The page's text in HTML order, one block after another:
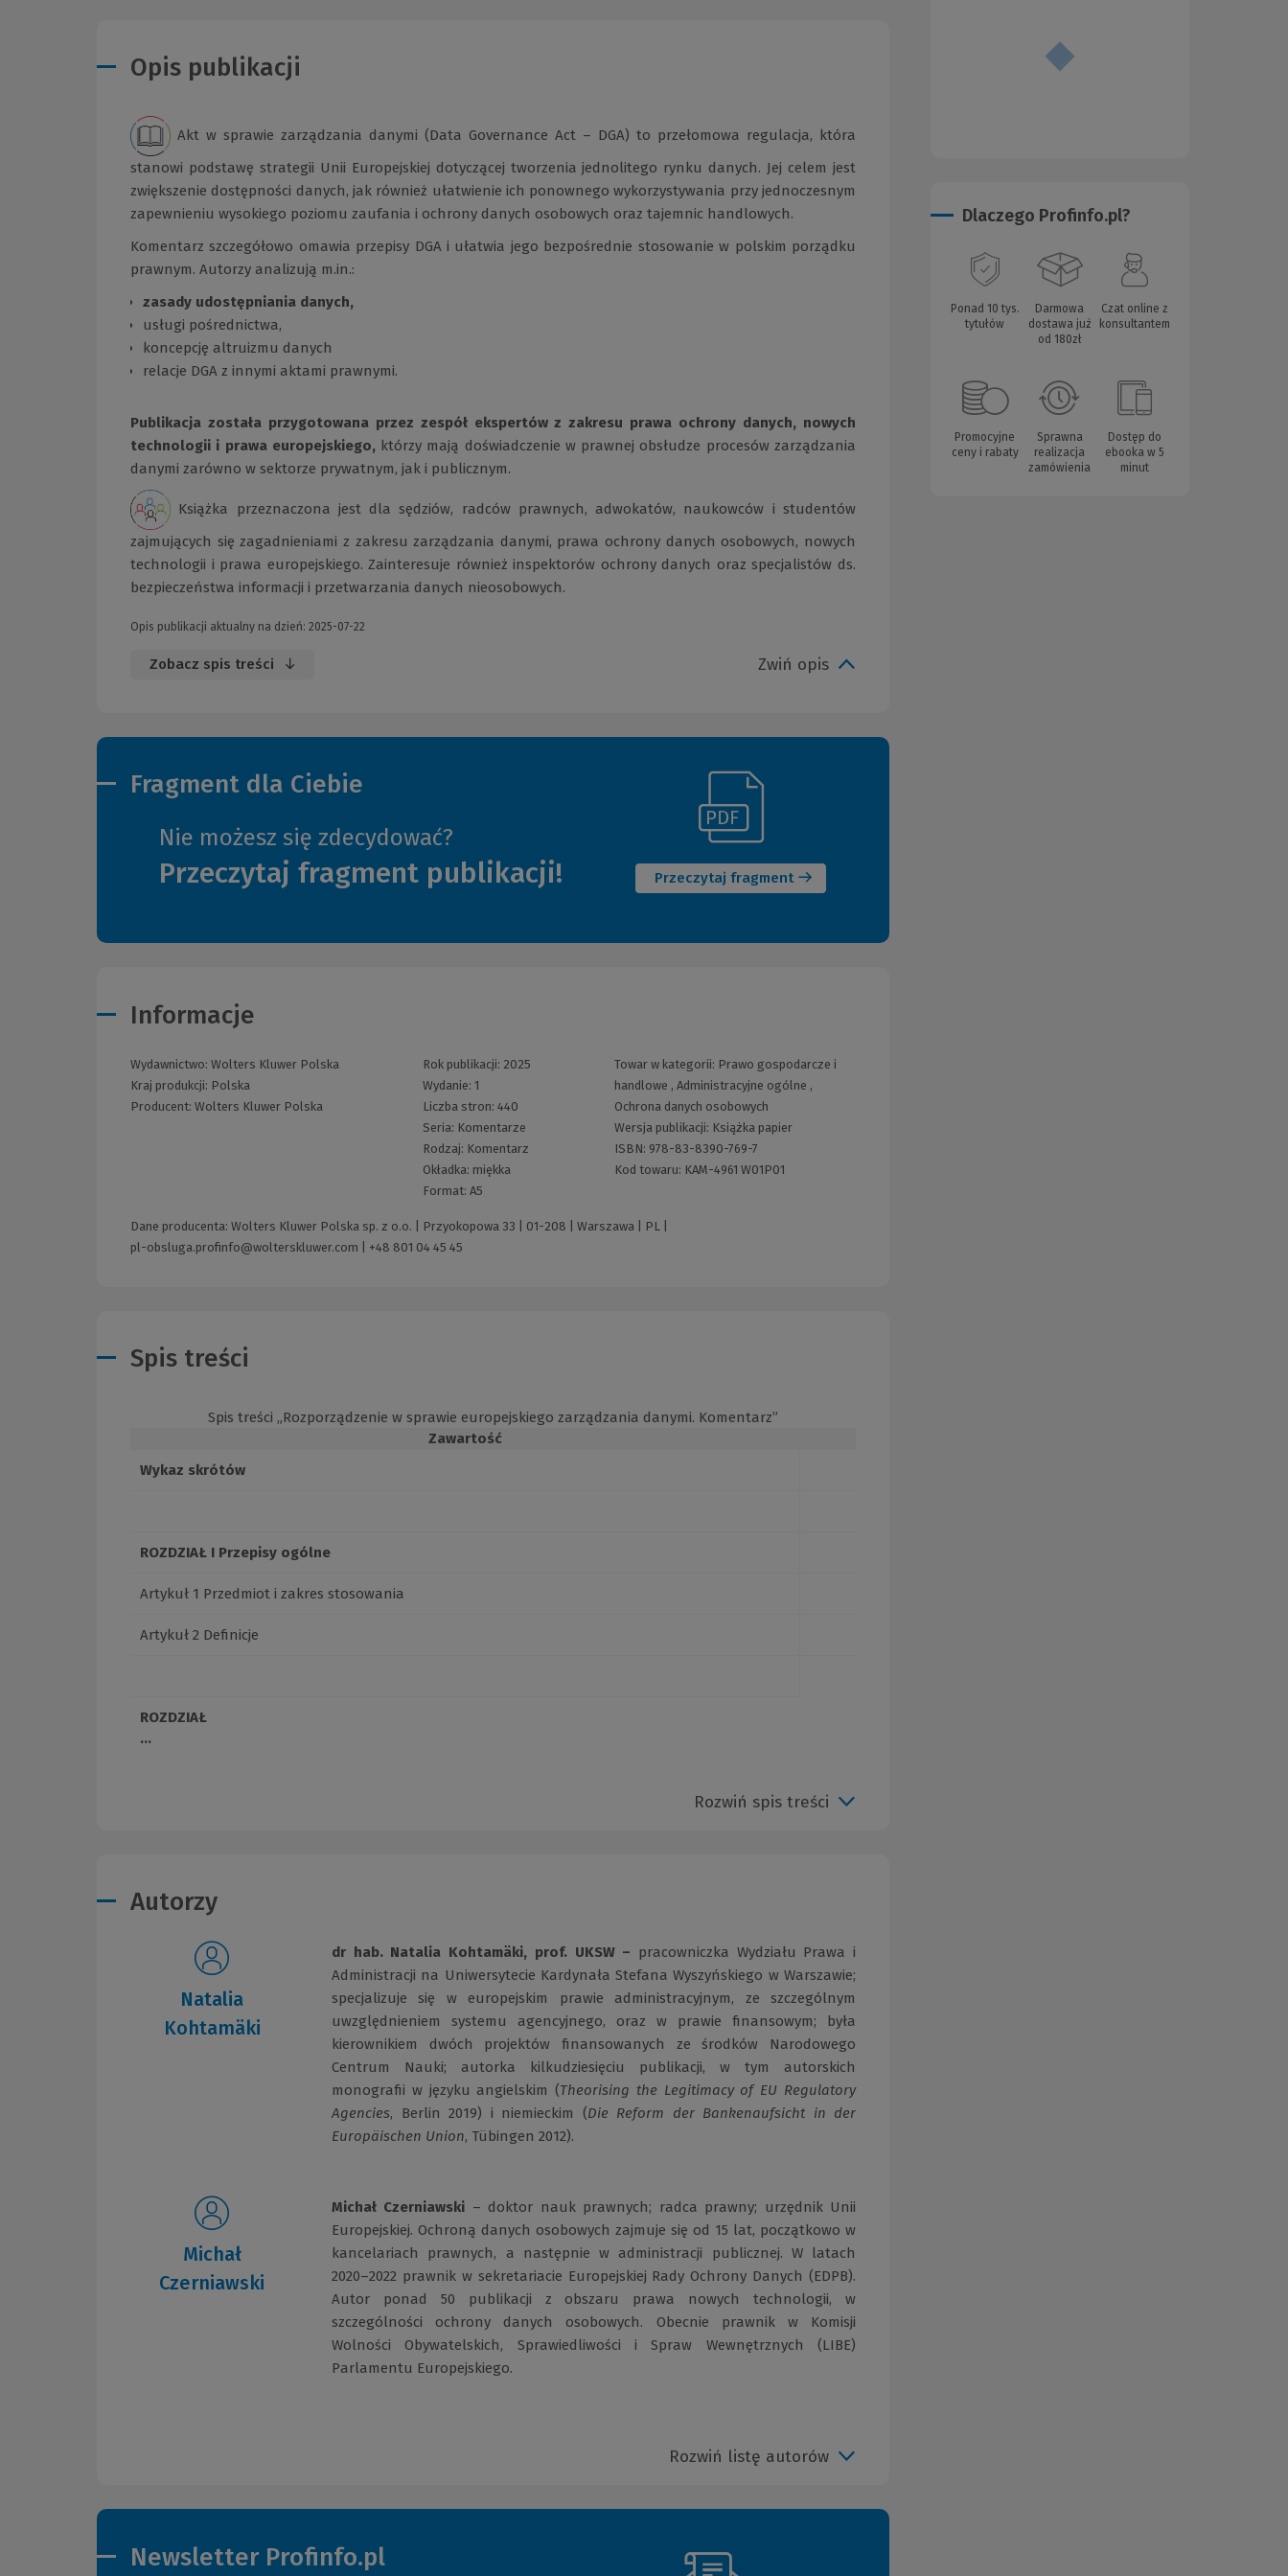
Opis publikacji
Akt w sprawie zarządzania danymi (Data Governance Act – DGA) to przełomowa regulacja, która
stanowi podstawę strategii Unii Europejskiej dotyczącej tworzenia jednolitego rynku danych. Jej celem jest
zwiększenie dostępności danych, jak również ułatwienie ich ponownego wykorzystywania przy jednoczesnym
zapewnieniu wysokiego poziomu zaufania i ochrony danych osobowych oraz tajemnic handlowych.
Komentarz szczegółowo omawia przepisy DGA i ułatwia jego bezpośrednie stosowanie w polskim porządku
prawnym. Autorzy analizują m.in.:
zasady udostępniania danych,
usługi pośrednictwa,
koncepcję altruizmu danych
relacje DGA z innymi aktami prawnymi.
Publikacja została przygotowana przez zespół ekspertów z zakresu prawa ochrony danych, nowych
technologii i prawa europejskiego,którzy mają doświadczenie w prawnej obsłudze procesów zarządzania
danymi zarówno w sektorze prywatnym, jak i publicznym.
Książka przeznaczona jest dla sędziów, radców prawnych, adwokatów, naukowców i studentów
zajmujących się zagadnieniami z zakresu zarządzania danymi, prawa ochrony danych osobowych, nowych
technologii i prawa europejskiego. Zainteresuje również inspektorów ochrony danych oraz specjalistów ds.
bezpieczeństwa informacji i przetwarzania danych nieosobowych.
Opis publikacji aktualny na dzień: 2025-07-22
Zobacz spis treści Zwiń opis
Fragment dla Ciebie
Nie możesz się zdecydować?
Przeczytaj fragment publikacji! Przeczytaj fragment
(Nowe
okno)
(Link
do
innej
strony)
Informacje
Wydawnictwo: Wolters Kluwer Polska
Kraj produkcji: Polska
Producent: Wolters Kluwer Polska
Rok publikacji: 2025
Wydanie: 1
Liczba stron: 440
Seria: Komentarze
Rodzaj: Komentarz
Okładka: miękka
Format: A5
Towar w kategorii: Prawo gospodarcze i
handlowe , Administracyjne ogólne ,
Ochrona danych osobowych
Wersja publikacji: Książka papier
ISBN: 978-83-8390-769-7
Kod towaru: KAM-4961 W01P01
Dane producenta: Wolters Kluwer Polska sp. z o.o. | Przyokopowa 33 | 01-208 | Warszawa | PL |
pl-obsluga.profinfo@wolterskluwer.com
+48 801 04 45 45
Spis treści
Spis treści „Rozporządzenie w sprawie europejskiego zarządzania danymi. Komentarz”
Zawartość
Wykaz skrótów
ROZDZIAŁ I Przepisy ogólne
Artykuł 1 Przedmiot i zakres stosowania
Artykuł 2 Definicje
ROZDZIAŁ
...
Rozwiń spis treści
Autorzy
Natalia
Kohtamäki
dr hab. Natalia Kohtamäki, prof. UKSW – pracowniczka Wydziału Prawa i
Administracji na Uniwersytecie Kardynała Stefana Wyszyńskiego w Warszawie;
specjalizuje się w europejskim prawie administracyjnym, ze szczególnym
uwzględnieniem systemu agencyjnego, oraz w prawie finansowym; była
kierownikiem dwóch projektów finansowanych ze środków Narodowego
Centrum Nauki; autorka kilkudziesięciu publikacji, w tym autorskich
monografii w języku angielskim (Theorising the Legitimacy of EU Regulatory
Agencies, Berlin 2019) i niemieckim (Die Reform der Bankenaufsicht in der
Europäischen Union, Tübingen 2012).
Michał
Czerniawski
Michał Czerniawski – doktor nauk prawnych; radca prawny; urzędnik Unii
Europejskiej. Ochroną danych osobowych zajmuje się od 15 lat, początkowo w
kancelariach prawnych, a następnie w administracji publicznej. W latach
2020–2022 prawnik w sekretariacie Europejskiej Rady Ochrony Danych (EDPB).
Autor ponad 50 publikacji z obszaru prawa nowych technologii, w
szczególności ochrony danych osobowych. Obecnie prawnik w Komisji
Wolności Obywatelskich, Sprawiedliwości i Spraw Wewnętrznych (LIBE)
Parlamentu Europejskiego.
Rozwiń listę autorów
Newsletter Profinfo.pl
Dlaczego Profinfo.pl?
Ponad 10 tys.
tytułów
Darmowa
dostawa już
od 180zł
Czat online z
konsultantem
Promocyjne
ceny i rabaty
Sprawna
realizacja
zamówienia
Dostęp do
ebooka w 5
minut